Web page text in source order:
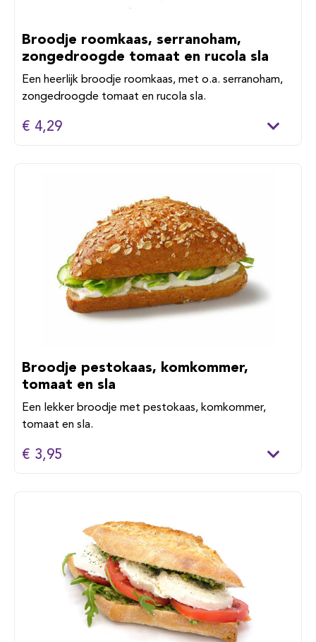
Broodje roomkaas, serranoham,
zongedroogde tomaat en rucola sla
Een heerlijk broodje roomkaas, met o.a. serranoham,
zongedroogde tomaat en rucola sla.
€ 4,29
Broodje pestokaas, komkommer,
tomaat en sla
Een lekker broodje met pestokaas, komkommer,
tomaat en sla.
€ 3,95